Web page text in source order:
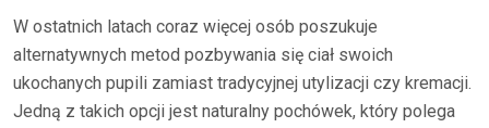
W ostatnich latach coraz więcej osób poszukuje
alternatywnych metod pozbywania się ciał swoich
ukochanych pupili zamiast tradycyjnej utylizacji czy kremacji.
Jedną z takich opcji jest naturalny pochówek, który polega